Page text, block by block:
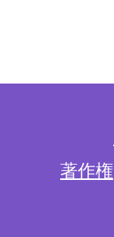
著作権